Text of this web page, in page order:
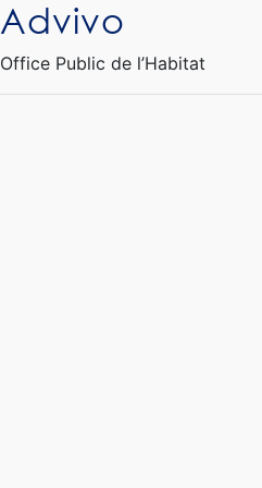
Ouvrir le Chatbot
Advivo
Office Public de l’Habitat